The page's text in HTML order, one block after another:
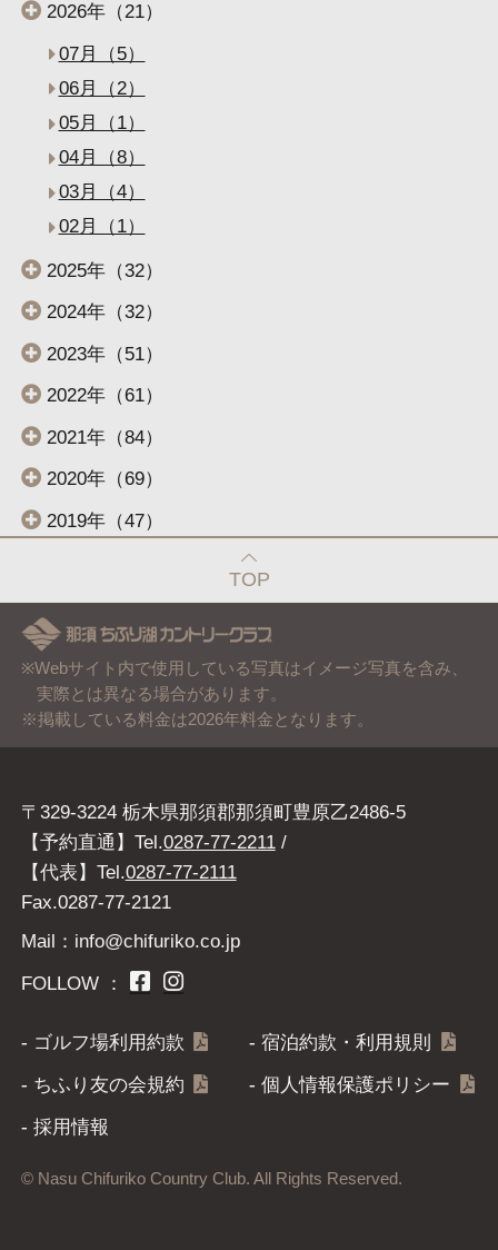
2026年（21）
07月（5）
06月（2）
05月（1）
04月（8）
03月（4）
02月（1）
2025年（32）
2024年（32）
2023年（51）
2022年（61）
2021年（84）
2020年（69）
2019年（47）
TOP
※Webサイト内で使用している写真はイメージ写真を含み、
実際とは異なる場合があります。
※掲載している料金は2026年料金となります。
〒329-3224 栃木県那須郡那須町豊原乙2486-5
【予約直通】Tel.0287-77-2211/
【代表】Tel.0287-77-2111
Fax.0287-77-2121
Mail：info@chifuriko.co.jp
FOLLOW ：
ゴルフ場利用約款 宿泊約款・利用規則
ちふり友の会規約 個人情報保護ポリシー
採用情報
© Nasu Chifuriko Country Club. All Rights Reserved.